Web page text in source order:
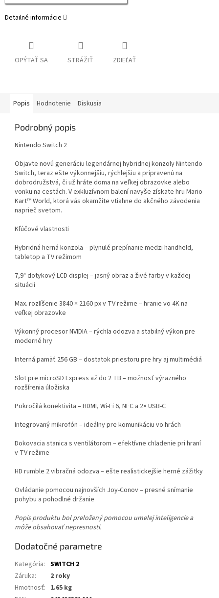
Detailné informácie
OPÝTAŤ SA STRÁŽIŤ ZDIEĽAŤ
Popis Hodnotenie Diskusia
Podrobný popis
Nintendo Switch 2
Objavte novú generáciu legendárnej hybridnej konzoly Nintendo
Switch, teraz ešte výkonnejšiu, rýchlejšiu a pripravenú na
dobrodružstvá, či už hráte doma na veľkej obrazovke alebo
vonku na cestách. V exkluzívnom balení navyše získate hru Mario
Kart™ World, ktorá vás okamžite vtiahne do akčného závodenia
naprieč svetom.
Kľúčové vlastnosti
Hybridná herná konzola – plynulé prepínanie medzi handheld,
tabletop a TV režimom
7,9" dotykový LCD displej – jasný obraz a živé farby v každej
situácii
Max. rozlíšenie 3840 × 2160 px v TV režime – hranie vo 4K na
veľkej obrazovke
Výkonný procesor NVIDIA – rýchla odozva a stabilný výkon pre
moderné hry
Interná pamäť 256 GB – dostatok priestoru pre hry aj multimédiá
Slot pre microSD Express až do 2 TB – možnosť výrazného
rozšírenia úložiska
Pokročilá konektivita – HDMI, Wi-Fi 6, NFC a 2× USB-C
Integrovaný mikrofón – ideálny pre komunikáciu vo hrách
Dokovacia stanica s ventilátorom – efektívne chladenie pri hraní
v TV režime
HD rumble 2 vibračná odozva – ešte realistickejšie herné zážitky
Ovládanie pomocou najnovších Joy-Conov – presné snímanie
pohybu a pohodlné držanie
Popis produktu bol preložený pomocou umelej inteligencie a
môže obsahovať nepresnosti.
Dodatočné parametre
Kategória: SWITCH 2
Záruka:
2 roky
Hmotnosť: 1.65 kg